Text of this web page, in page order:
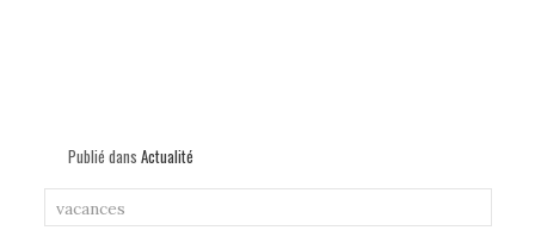
Publié dans Actualité
vacances